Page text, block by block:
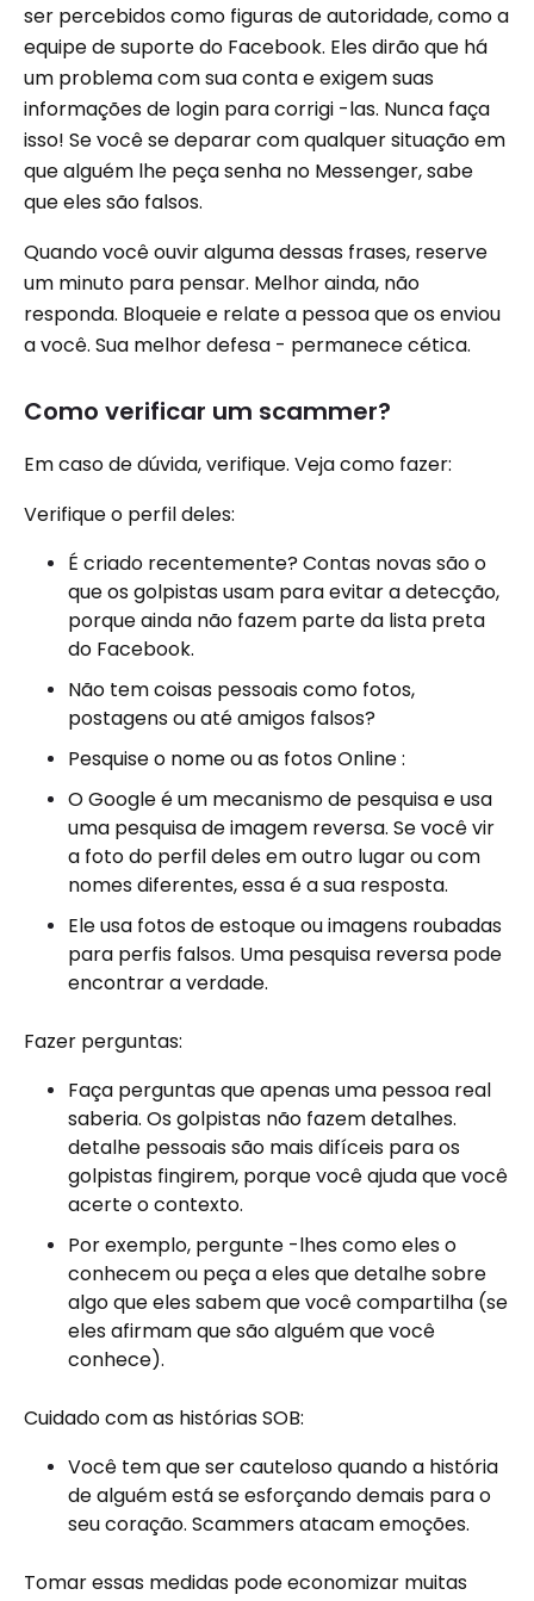
ser percebidos como figuras de autoridade, como a
equipe de suporte do Facebook. Eles dirão que há
um problema com sua conta e exigem suas
informações de login para corrigi -las. Nunca faça
isso! Se você se deparar com qualquer situação em
que alguém lhe peça senha no Messenger, sabe
que eles são falsos.
Quando você ouvir alguma dessas frases, reserve
um minuto para pensar. Melhor ainda, não
responda. Bloqueie e relate a pessoa que os enviou
a você. Sua melhor defesa - permanece cética.
Como verificar um scammer?
Em caso de dúvida, verifique. Veja como fazer:
Verifique o perfil deles:
É criado recentemente? Contas novas são o
que os golpistas usam para evitar a detecção,
porque ainda não fazem parte da lista preta
do Facebook.
Não tem coisas pessoais como fotos,
postagens ou até amigos falsos?
Pesquise o nome ou as fotos Online :
O Google é um mecanismo de pesquisa e usa
uma pesquisa de imagem reversa. Se você vir
a foto do perfil deles em outro lugar ou com
nomes diferentes, essa é a sua resposta.
Ele usa fotos de estoque ou imagens roubadas
para perfis falsos. Uma pesquisa reversa pode
encontrar a verdade.
Fazer perguntas:
Faça perguntas que apenas uma pessoa real
saberia. Os golpistas não fazem detalhes.
detalhe pessoais são mais difíceis para os
golpistas fingirem, porque você ajuda que você
acerte o contexto.
Por exemplo, pergunte -lhes como eles o
conhecem ou peça a eles que detalhe sobre
algo que eles sabem que você compartilha (se
eles afirmam que são alguém que você
conhece).
Cuidado com as histórias SOB:
Você tem que ser cauteloso quando a história
de alguém está se esforçando demais para o
seu coração. Scammers atacam emoções.
Tomar essas medidas pode economizar muitas